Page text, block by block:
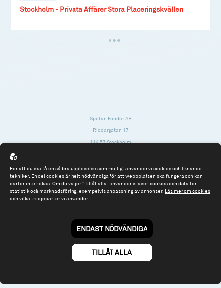
Stockholm - Privata Affärer Stora Placeringskvällen
Spiltan Fonder AB
Riddargatan 17
114 57 Stockholm
Tel: 08 - 545 813 40
fonder@spiltanfonder.se
Till spiltan.se
© 2026 - Spiltan Fonder AB
By Sphinxly
För att du ska få en så bra upplevelse som möjligt använder vi cookies och liknande
tekniker. En del cookies är helt nödvändiga för att webbplatsen ska fungera och kan
därför inte nekas. Om du väljer “Tillåt alla” använder vi även cookies och data för
statistik och marknadsföring, exempelvis anpassning av annonser. Läs mer om cookies
och vilka tredjeparter vi använder.
ENDAST NÖDVÄNDIGA
TILLÅT ALLA